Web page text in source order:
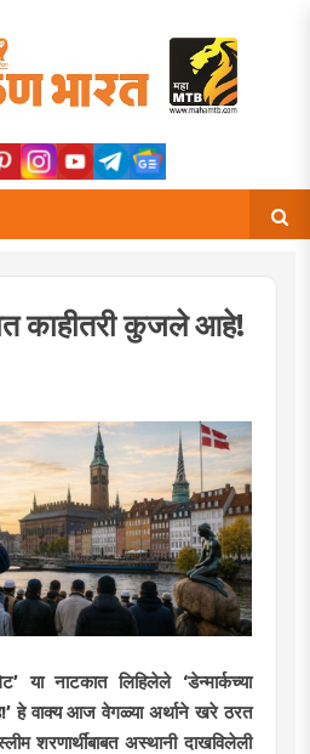
काहीतरी कुजले आहे!
या नाटकात लिहिलेले ‌‘डेन्मार्कच्या
हे वाक्य आज वेगळ्या अर्थाने खरे ठरत
शरणार्थींबाबत अस्थानी दाखविलेली